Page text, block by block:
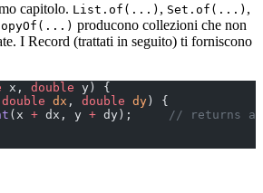
capitolo. List.of(...) , Set.of(...) ,
producono collezioni che non
I Record (trattati in seguito) ti forniscono
x, double y) {
double dx , double dy ) {
(x + dx, y + dy);
// returns a